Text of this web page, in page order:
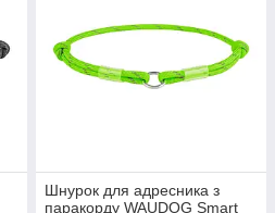
Шнурок для адресника з
паракорду WAUDOG Smart